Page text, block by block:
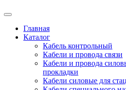
Главная
Каталог
Кабель контрольный
Кабели и провода связи
Кабели и провода
прокладки
Кабели силовые для